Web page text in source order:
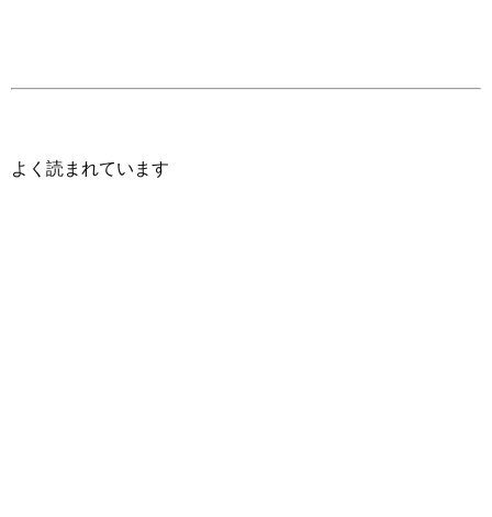
よく読まれています